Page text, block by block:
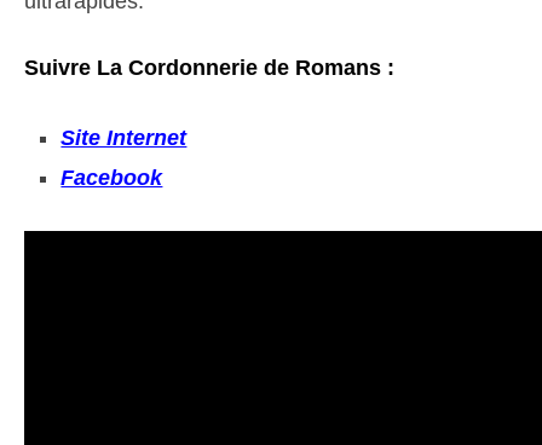
Suivre La Cordonnerie de Romans :
Site Internet
Facebook